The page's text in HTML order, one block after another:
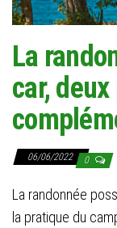
La
car,
06/06/2022 0
La randonnée
la pratique du